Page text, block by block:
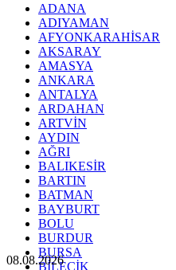
ADANA
ADIYAMAN
AFYONKARAHİSAR
AKSARAY
AMASYA
ANKARA
ANTALYA
ARDAHAN
ARTVİN
AYDIN
AĞRI
BALIKESİR
BARTIN
BATMAN
BAYBURT
BOLU
BURDUR
BURSA
BİLECİK
08.08.2026